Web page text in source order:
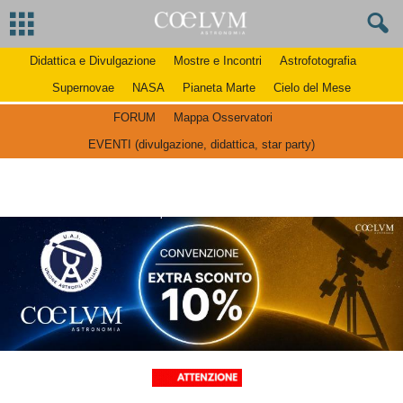
Didattica e Divulgazione Mostre e Incontri
Astrofotografia
Supernovae
NASA Pianeta Marte Cielo del Mese
FORUM
Mappa Osservatori
EVENTI (divulgazione, didattica, star party)